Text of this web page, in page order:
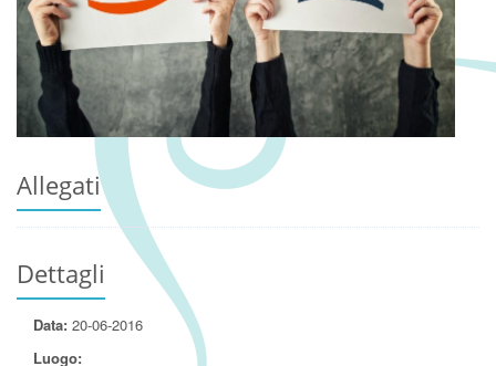
Allegati
Dettagli
Data: 20-06-2016
Luogo: